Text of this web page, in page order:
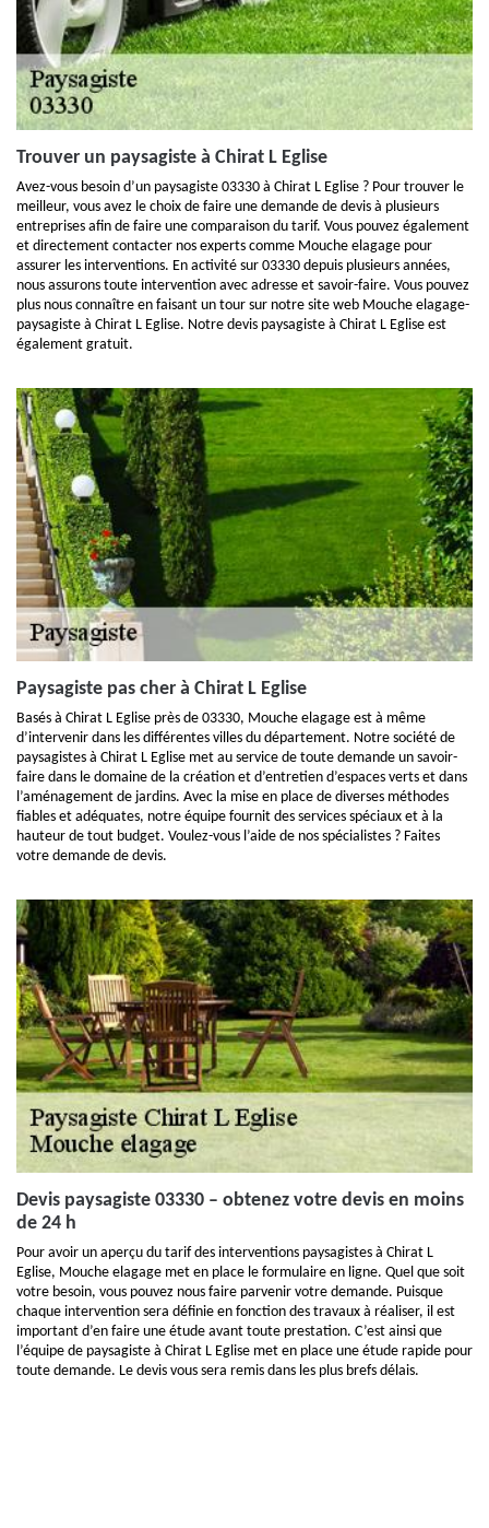
Trouver un paysagiste à Chirat L Eglise
Avez-vous besoin d’un paysagiste 03330 à Chirat L Eglise ? Pour trouver le
meilleur, vous avez le choix de faire une demande de devis à plusieurs
entreprises afin de faire une comparaison du tarif. Vous pouvez également
et directement contacter nos experts comme Mouche elagage pour
assurer les interventions. En activité sur 03330 depuis plusieurs années,
nous assurons toute intervention avec adresse et savoir-faire. Vous pouvez
plus nous connaître en faisant un tour sur notre site web Mouche elagage-
paysagiste à Chirat L Eglise. Notre devis paysagiste à Chirat L Eglise est
également gratuit.
Paysagiste pas cher à Chirat L Eglise
Basés à Chirat L Eglise près de 03330, Mouche elagage est à même
d’intervenir dans les différentes villes du département. Notre société de
paysagistes à Chirat L Eglise met au service de toute demande un savoir-
faire dans le domaine de la création et d’entretien d’espaces verts et dans
l’aménagement de jardins. Avec la mise en place de diverses méthodes
fiables et adéquates, notre équipe fournit des services spéciaux et à la
hauteur de tout budget. Voulez-vous l’aide de nos spécialistes ? Faites
votre demande de devis.
Devis paysagiste 03330 – obtenez votre devis en moins
de 24 h
Pour avoir un aperçu du tarif des interventions paysagistes à Chirat L
Eglise, Mouche elagage met en place le formulaire en ligne. Quel que soit
votre besoin, vous pouvez nous faire parvenir votre demande. Puisque
chaque intervention sera définie en fonction des travaux à réaliser, il est
important d’en faire une étude avant toute prestation. C’est ainsi que
l’équipe de paysagiste à Chirat L Eglise met en place une étude rapide pour
toute demande. Le devis vous sera remis dans les plus brefs délais.